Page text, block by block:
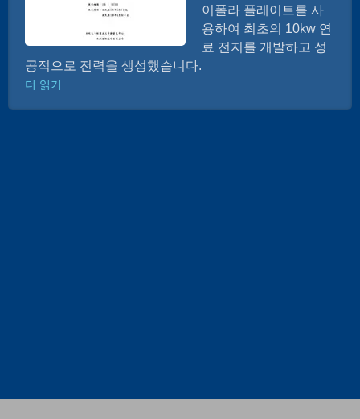
이폴라 플레이트를 사
용하여 최초의 10kw 연
료 전지를 개발하고 성
공적으로 전력을 생성했습니다.
더 읽기